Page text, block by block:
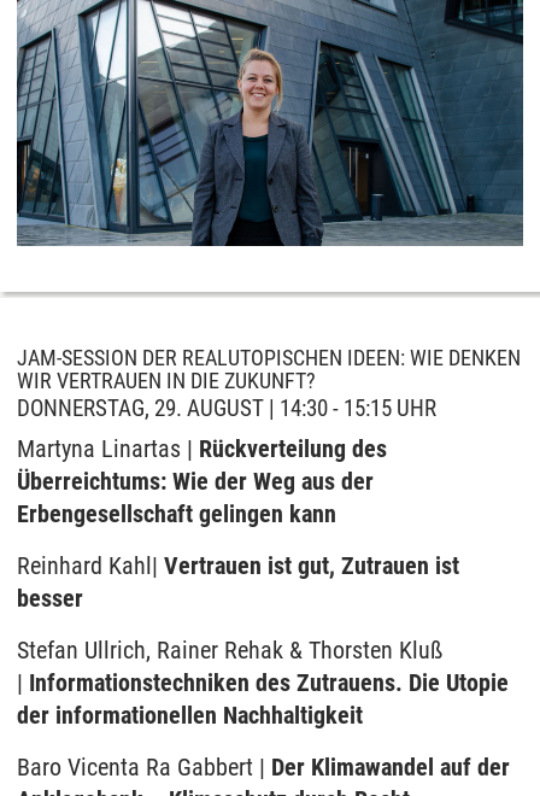
JAM-SESSION DER REALUTOPISCHEN IDEEN: WIE DENKEN
WIR VERTRAUEN IN DIE ZUKUNFT?
DONNERSTAG, 29. AUGUST | 14:30 - 15:15 UHR
Martyna Linartas | Rückverteilung des
Überreichtums: Wie der Weg aus der
Erbengesellschaft gelingen kann
Reinhard Kahl| Vertrauen ist gut, Zutrauen ist
besser
Stefan Ullrich, Rainer Rehak & Thorsten Kluß
| Informationstechniken des Zutrauens. Die Utopie
der informationellen Nachhaltigkeit
Baro Vicenta Ra Gabbert | Der Klimawandel auf der